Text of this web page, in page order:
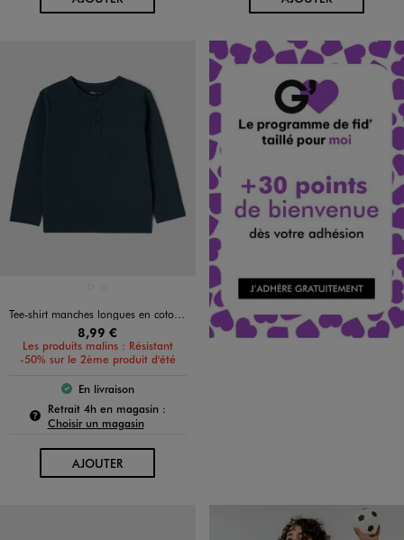
Tee-shirt manches longues en coton résistant garçon
8,99 €
Les produits malins : Résistant
-50% sur le 2ème produit d'été
Le produit est disponible :
En livraison
Retrait 4h en magasin :Pour connaître la disponibilité de ce produit :
Choisir un magasin
AJOUTERAU PANIER